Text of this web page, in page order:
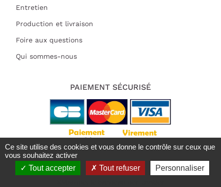
Ce site utilise des cookies et vous donne le contrôle sur ceux que
vous souhaitez activer
Tout accepter
Tout refuser Personnaliser
Entretien
Production et livraison
Foire aux questions
Qui sommes-nous
PAIEMENT SÉCURISÉ